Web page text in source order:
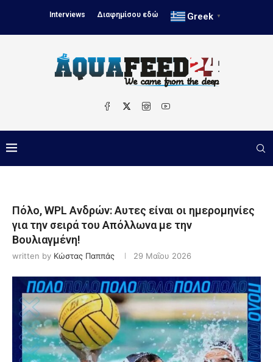
Interviews Διαφημίσου εδώ Greek ▼
Πόλο, WPL Ανδρών: Αυτες είναι οι ημερομηνίες
για την σειρά του Απόλλωνα με την
Βουλιαγμένη!
written by Κώστας Παππάς 29 Μαΐου 2026